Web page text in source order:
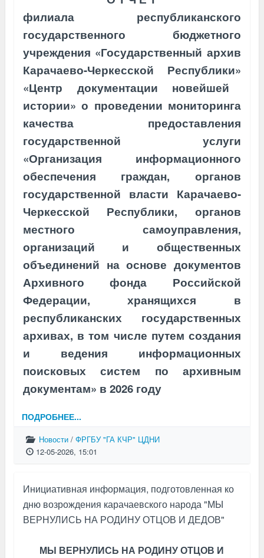
филиала республиканского
государственного бюджетного
учреждения «Государственный архив
Карачаево-Черкесской Республики»
«Центр документации новейшей
истории» о проведении мониторинга
качества предоставления
государственнойуслуги
«Организация информационного
обеспечения граждан, органов
государственной власти Карачаево-
Черкесской Республики, органов
местного самоуправления,
организаций и общественных
объединений на основе документов
Архивного фонда Российской
Федерации, хранящихся в
республиканских государственных
архивах, в том числе путем создания
и ведения информационных
поисковых систем по архивным
документам» в 2026 году
ПОДРОБНЕЕ...
Новости/ ФРГБУ "ГА КЧР" ЦДНИ
12-05-2026, 15:01
Инициативная информация, подготовленная ко
дню возрождения карачаевского народа "МЫ
ВЕРНУЛИСЬ НА РОДИНУ ОТЦОВ И ДЕДОВ"
МЫ ВЕРНУЛИСЬ НА РОДИНУ ОТЦОВ И